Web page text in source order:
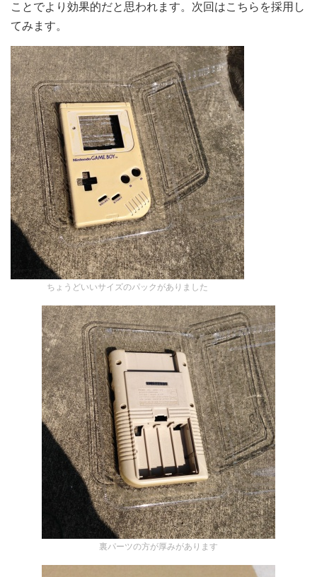
ことでより効果的だと思われます。次回はこちらを採用し
てみます。
ちょうどいいサイズのパックがありました
裏パーツの方が厚みがあります